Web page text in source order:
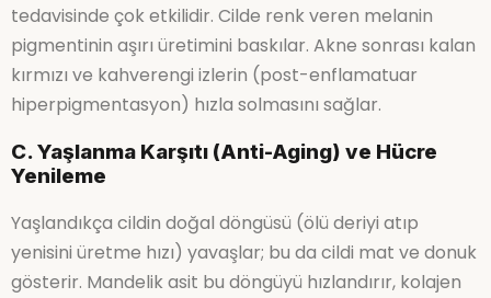
tedavisinde çok etkilidir. Cilde renk veren melanin
pigmentinin aşırı üretimini baskılar. Akne sonrası kalan
kırmızı ve kahverengi izlerin (post-enflamatuar
hiperpigmentasyon) hızla solmasını sağlar.
C. Yaşlanma Karşıtı (Anti-Aging) ve Hücre
Yenileme
Yaşlandıkça cildin doğal döngüsü (ölü deriyi atıp
yenisini üretme hızı) yavaşlar; bu da cildi mat ve donuk
gösterir. Mandelik asit bu döngüyü hızlandırır, kolajen